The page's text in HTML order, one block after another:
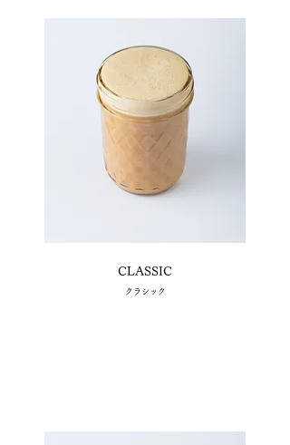
CLASSIC
​クラシック